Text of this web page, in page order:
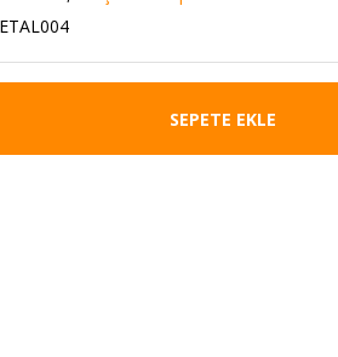
SEPETE EKLE